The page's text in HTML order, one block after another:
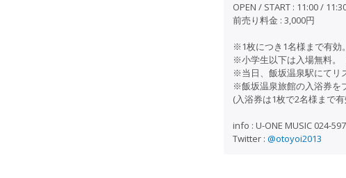
OPEN / START : 11:00 /
前売り料金 : 3,000円
※1枚につき1名様まで有効。
※小学生以下は入場無料。
※当日、飯坂温泉駅にてリ
※飯坂温泉旅館の入浴券を
(入浴券は1枚で2名様まで
info : U-ONE MUSIC 024-
Twitter : @otoyoi2013